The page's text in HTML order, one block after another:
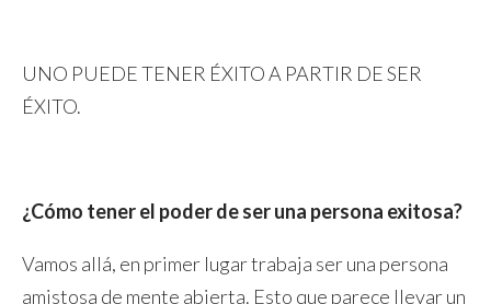
UNO PUEDE TENER ÉXITO A PARTIR DE SER
ÉXITO.
¿Cómo tener el poder de ser una persona exitosa?
Vamos allá, en primer lugar trabaja ser una persona
amistosa de mente abierta. Esto que parece llevar un